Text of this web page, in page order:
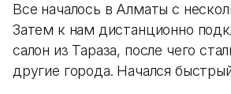
Все началось в Алматы с
Затем к нам дистанционно
салон из Тараза, после чего
другие города. Начался